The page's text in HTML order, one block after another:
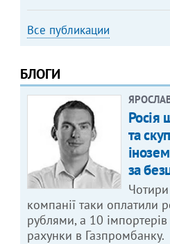
Все публикации
БЛОГИ
Росія
та
за
компанії таки оплатили
рублями, а 10
рахунки в Газпромбанку.